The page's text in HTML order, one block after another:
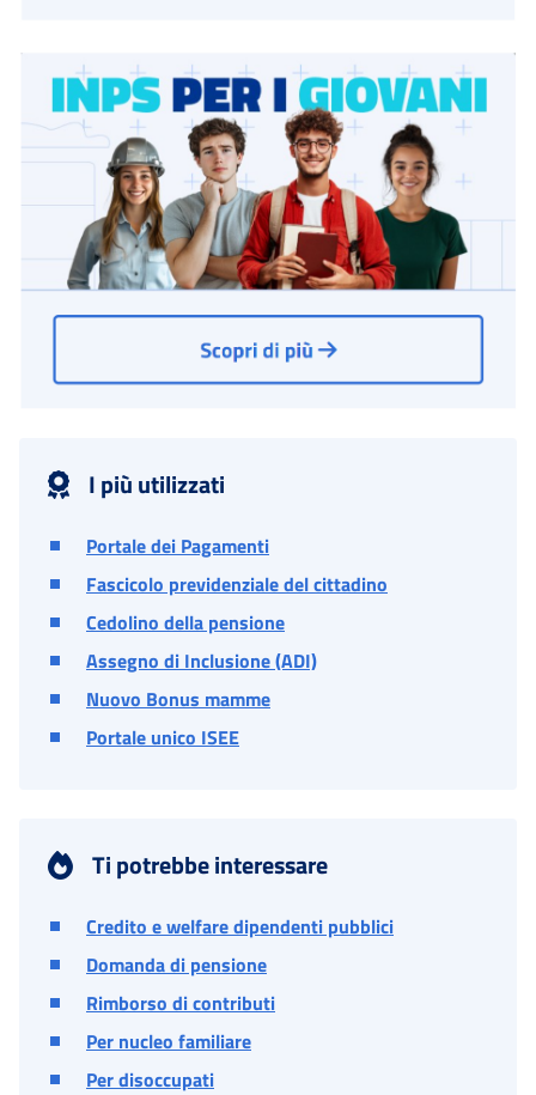
I più utilizzati
Portale dei Pagamenti
Fascicolo previdenziale del cittadino
Cedolino della pensione
Assegno di Inclusione (ADI)
Nuovo Bonus mamme
Portale unico ISEE
Ti potrebbe interessare
Credito e welfare dipendenti pubblici
Domanda di pensione
Rimborso di contributi
Per nucleo familiare
Per disoccupati